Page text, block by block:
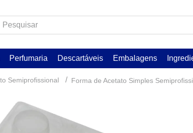
Perfumaria Descartáveis Embalagens
Semiprofissional Forma de Acetato Simples
1º
corfix
º
verzzon
caixa